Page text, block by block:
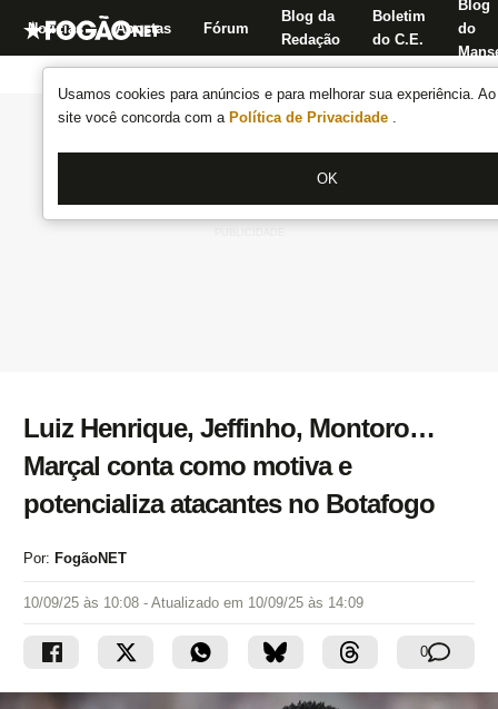
Usamos cookies para anúncios e para melhorar sua experiência.
site você concorda com a Política de Privacidade .
OK
Notícias Apostas Fórum
Blog da
Redação
Boletim
do C.E.
Blog
do
Luiz Henrique, Jeffinho, Montoro…
Marçal conta como motiva e
potencializa atacantes no Botafogo
Por: FogãoNET
10/09/25 às 10:08 - Atualizado em 10/09/25 às 14:09
0